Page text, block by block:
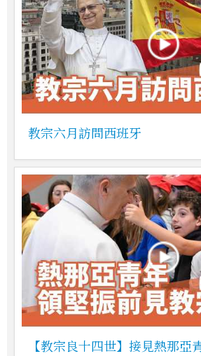
教宗六月訪問西班牙
【教宗良十四世】接見熱那亞